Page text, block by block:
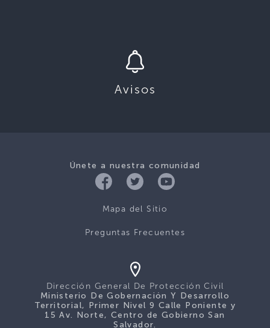
Avisos
Únete a nuestra comunidad
Mapa del Sitio
Preguntas Frecuentes
Dirección General De Protección Civil
Ministerio De Gobernación Y Desarrollo
Territorial, Primer Nivel 9 Calle Poniente y
15 Av. Norte, Centro de Gobierno San
Salvador.